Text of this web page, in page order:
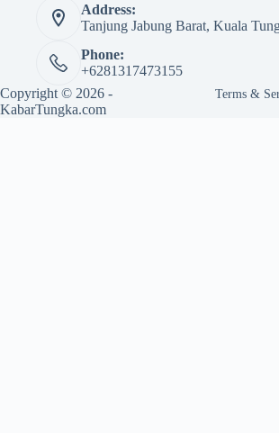
Address:
Tanjung Jabung Barat, Kuala
Phone:
+6281317473155
Copyright © 2026 -
KabarTungka.com
Terms &